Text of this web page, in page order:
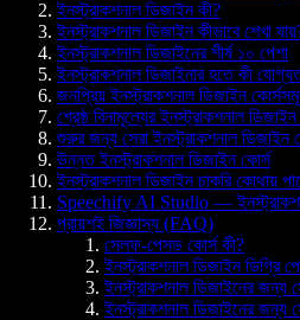
ইনস্ট্রাকশনাল ডিজাইন কী?
ইনস্ট্রাকশনাল ডিজাইন কীভাবে শেখা
ইনস্ট্রাকশনাল ডিজাইনের শীর্ষ ১০ পেশা
ইনস্ট্রাকশনাল ডিজাইনার হতে কী
জনপ্রিয় ইনস্ট্রাকশনাল ডিজাইন
শ্রেষ্ঠ বিনামূল্যের ইনস্ট্রাকশনাল
শুরুর জন্য সেরা ইনস্ট্রাকশনাল ডিজাইন
উন্নত ইনস্ট্রাকশনাল ডিজাইন কোর্স
ইনস্ট্রাকশনাল ডিজাইন চাকরি কোথায়
Speechify AI Studio —
প্রায়শই জিজ্ঞাস্য (FAQ)
সেলফ-পেসড কোর্স কী?
ইনস্ট্রাকশনাল ডিজাইন ডিগ্রি
ইনস্ট্রাকশনাল ডিজাইনের জন্য
ইনস্ট্রাকশনাল ডিজাইনের জন্য